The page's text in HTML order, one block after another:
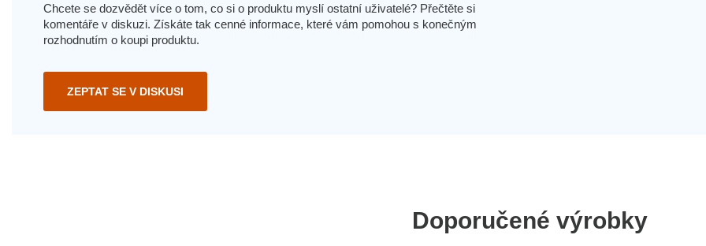
Chcete se dozvědět více o tom, co si o produktu myslí ostatní uživatelé? Přečtěte si
komentáře v diskuzi. Získáte tak cenné informace, které vám pomohou s konečným
rozhodnutím o koupi produktu.
ZEPTAT SE V DISKUSI
Doporučené výrobky